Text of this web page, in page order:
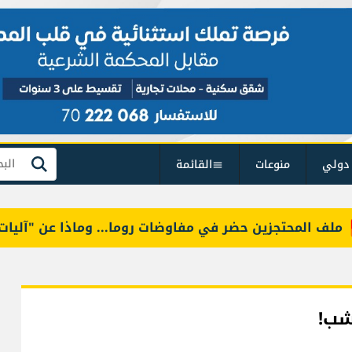
منوعات القائمة بحث
حضر في مفاوضات روما... وماذا عن "آليات